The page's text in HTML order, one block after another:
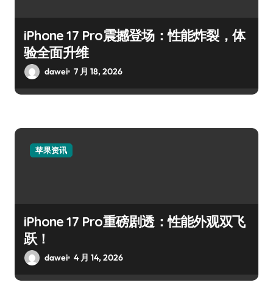
iPhone 17 Pro震撼登场：性能炸裂，体
验全面升维
dawei 7 月 18, 2026
苹果资讯
iPhone 17 Pro重磅剧透：性能外观双飞
跃！
dawei 4 月 14, 2026